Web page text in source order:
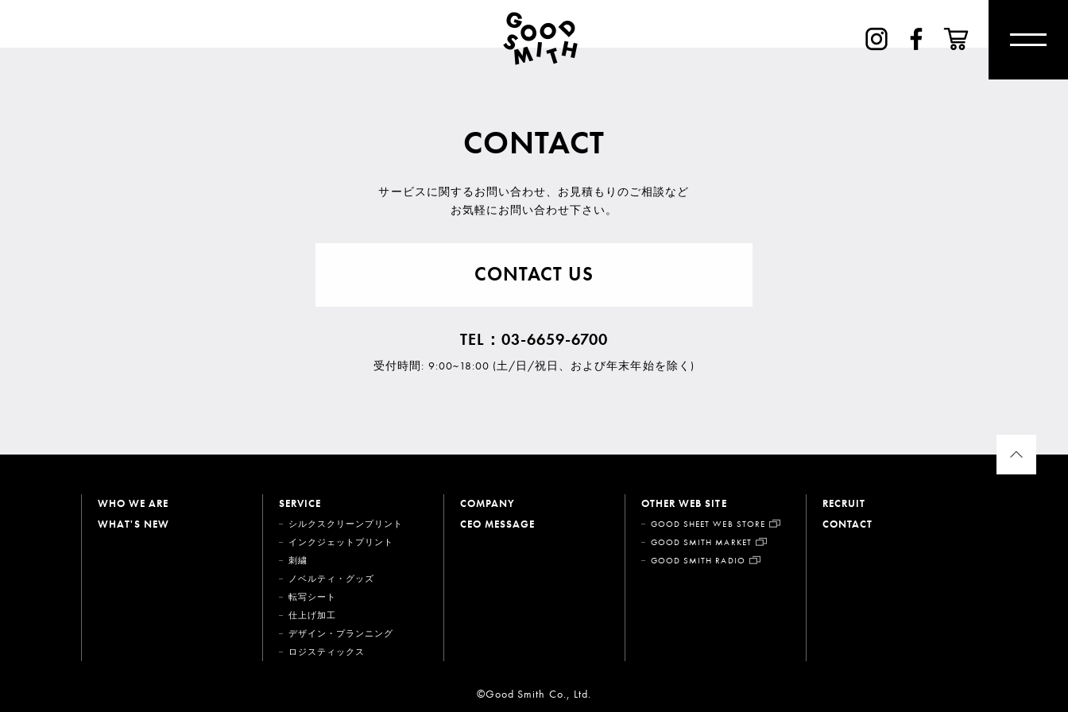
CONTACT
サービスに関するお問い合わせ、 お見積もりのご相談など
お気軽にお問い合わせ下さい。
CONTACT US
TEL：03-6659-6700
受付時間: 9:00~18:00 (土/日/祝日、および年末年始を除く)
WHO WE ARE
WHAT'S NEW
SERVICE
シルクスクリーンプリント
インクジェットプリント
刺繍
ノベルティ・グッズ
転写シート
仕上げ加工
デザイン・プランニング
ロジスティックス
COMPANY
CEO MESSAGE
OTHER WEB SITE
GOOD SHEET WEB STORE
GOOD SMITH MARKET
GOOD SMITH RADIO
RECRUIT
CONTACT
©Good Smith Co., Ltd.